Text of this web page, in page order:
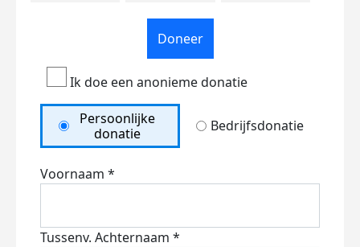
Doneer
Ik doe een anonieme donatie
Persoonlijke
donatie
Bedrijfsdonatie
Voornaam *
Tussenv. Achternaam *